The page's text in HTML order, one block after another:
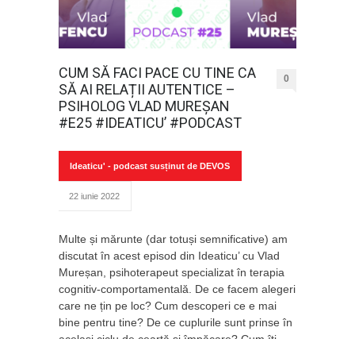
CUM SĂ FACI PACE CU TINE CA
SĂ AI RELAȚII AUTENTICE –
PSIHOLOG VLAD MUREȘAN
#E25 #IDEATICU’ #PODCAST
0
Ideaticu' - podcast susținut de DEVOS
22 iunie 2022
Multe și mărunte (dar totuși semnificative) am
discutat în acest episod din Ideaticu’ cu Vlad
Mureșan, psihoterapeut specializat în terapia
cognitiv-comportamentală. De ce facem alegeri
care ne țin pe loc? Cum descoperi ce e mai
bine pentru tine? De ce cuplurile sunt prinse în